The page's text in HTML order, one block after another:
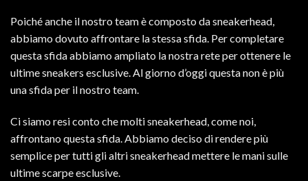
Poiché anche il nostro team è composto da sneakerhead,
abbiamo dovuto affrontare la stessa sfida. Per completare
questa sfida abbiamo ampliato la nostra rete per ottenere le
ultime sneakers esclusive. Al giorno d’oggi questa non è più
una sfida per il nostro team.
Ci siamo resi conto che molti sneakerhead, come noi,
affrontano questa sfida. Abbiamo deciso di rendere più
semplice per tutti gli altri sneakerhead mettere le mani sulle
ultime scarpe esclusive.